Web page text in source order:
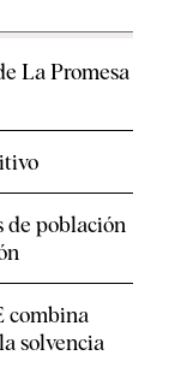
La Promesa
de población
combina
solvencia